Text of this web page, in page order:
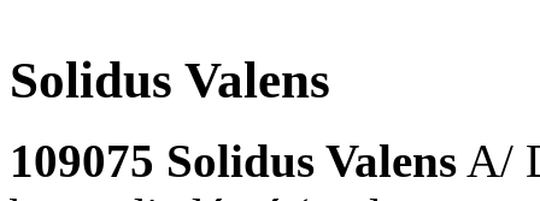
Solidus Valens
109075 Solidus Valens A/